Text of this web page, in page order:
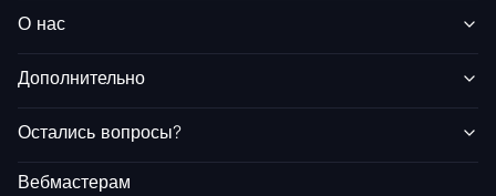
О нас
Дополнительно
Остались вопросы?
Вебмастерам